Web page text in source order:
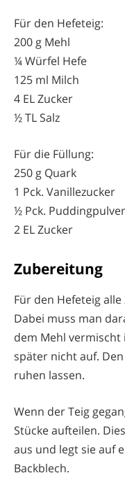
Für den Hefeteig:
200 g Mehl
¼ Würfel Hefe
125 ml Milch
4 EL Zucker
½ TL Salz
Für die Füllung:
250 g Quark
1 Pck. Vanillezucker
½ Pck.
2 EL Zucker
Zubereitung
Für den Hefeteig
Dabei muss man
dem Mehl
später nicht auf.
ruhen lassen.
Wenn der Teig
Stücke aufteilen.
aus und legt sie auf
Backblech.